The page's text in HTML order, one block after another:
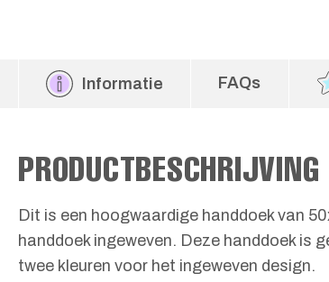
Informatie FAQs
PRODUCTBESCHRIJVING
Dit is een hoogwaardige handdoek van
handdoek ingeweven. Deze handdoek is
twee kleuren voor het ingeweven design.